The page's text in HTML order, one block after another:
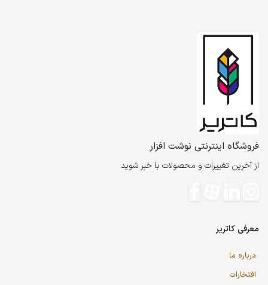
فروشگاه اینترنتی نوشت افزار
از آخرین تغییرات و محصولات با خبر شوید
معرفی کاتریر
درباره ما
افتخارات